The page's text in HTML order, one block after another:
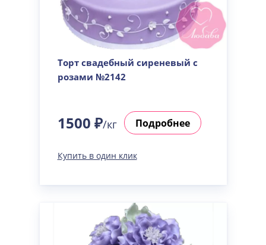
Торт свадебный сиреневый с
розами №2142
1500 ₽/кг Подробнее
Купить в один клик